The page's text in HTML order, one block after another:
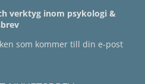
verktyg inom psykologi &
som kommer till din e-post